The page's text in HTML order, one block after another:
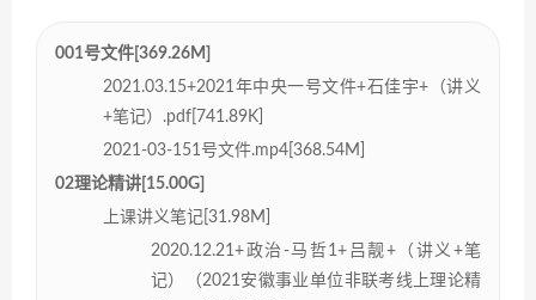
001号文件[369.26M]
2021.03.15+2021年中央一号文件+石佳宇+（讲义
+笔记）.pdf[741.89K]
2021-03-151号文件.mp4[368.54M]
02理论精讲[15.00G]
上课讲义笔记[31.98M]
2020.12.21+政治-马哲1+吕靓+（讲义+笔
记）（2021安徽事业单位非联考线上理论精